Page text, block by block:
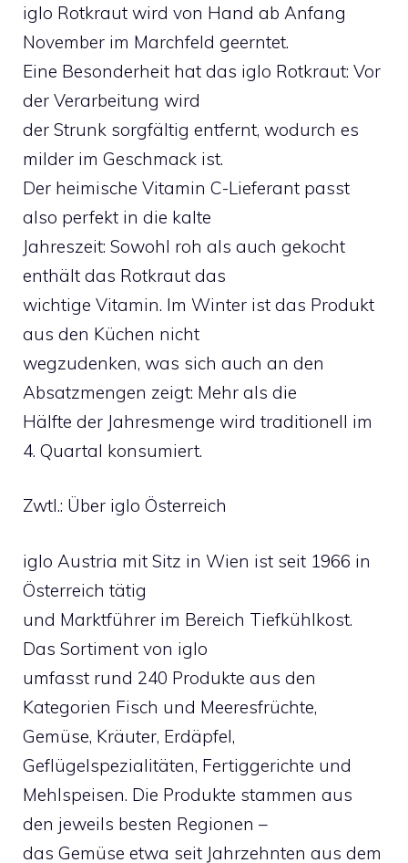
iglo Rotkraut wird von Hand ab Anfang
November im Marchfeld geerntet.
Eine Besonderheit hat das iglo Rotkraut: Vor
der Verarbeitung wird
der Strunk sorgfältig entfernt, wodurch es
milder im Geschmack ist.
Der heimische Vitamin C-Lieferant passt
also perfekt in die kalte
Jahreszeit: Sowohl roh als auch gekocht
enthält das Rotkraut das
wichtige Vitamin. Im Winter ist das Produkt
aus den Küchen nicht
wegzudenken, was sich auch an den
Absatzmengen zeigt: Mehr als die
Hälfte der Jahresmenge wird traditionell im
4. Quartal konsumiert.
Zwtl.: Über iglo Österreich
iglo Austria mit Sitz in Wien ist seit 1966 in
Österreich tätig
und Marktführer im Bereich Tiefkühlkost.
Das Sortiment von iglo
umfasst rund 240 Produkte aus den
Kategorien Fisch und Meeresfrüchte,
Gemüse, Kräuter, Erdäpfel,
Geflügelspezialitäten, Fertiggerichte und
Mehlspeisen. Die Produkte stammen aus
den jeweils besten Regionen –
das Gemüse etwa seit Jahrzehnten aus dem